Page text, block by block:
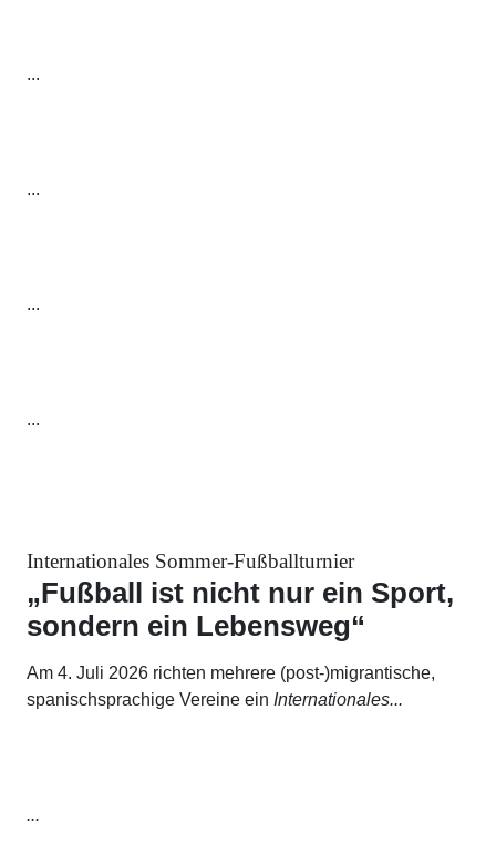
...
...
...
...
Internationales Sommer-Fußballturnier
„Fußball ist nicht nur ein Sport,
sondern ein Lebensweg“
Am 4. Juli 2026 richten mehrere (post-)migrantische,
spanischsprachige Vereine ein Internationales...
...